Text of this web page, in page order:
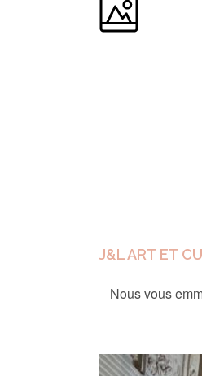
J&L ART ET
Nous vous